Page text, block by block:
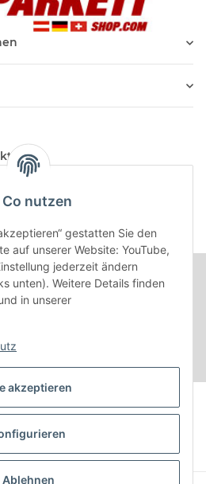
akzeptieren
Ablehnen
nutzen
gestatten Sie den
auf unserer Website: YouTube,
jederzeit ändern
unten). Weitere Details finden
in unserer
17
widerrufen
inkl. gesetzlicher USt.